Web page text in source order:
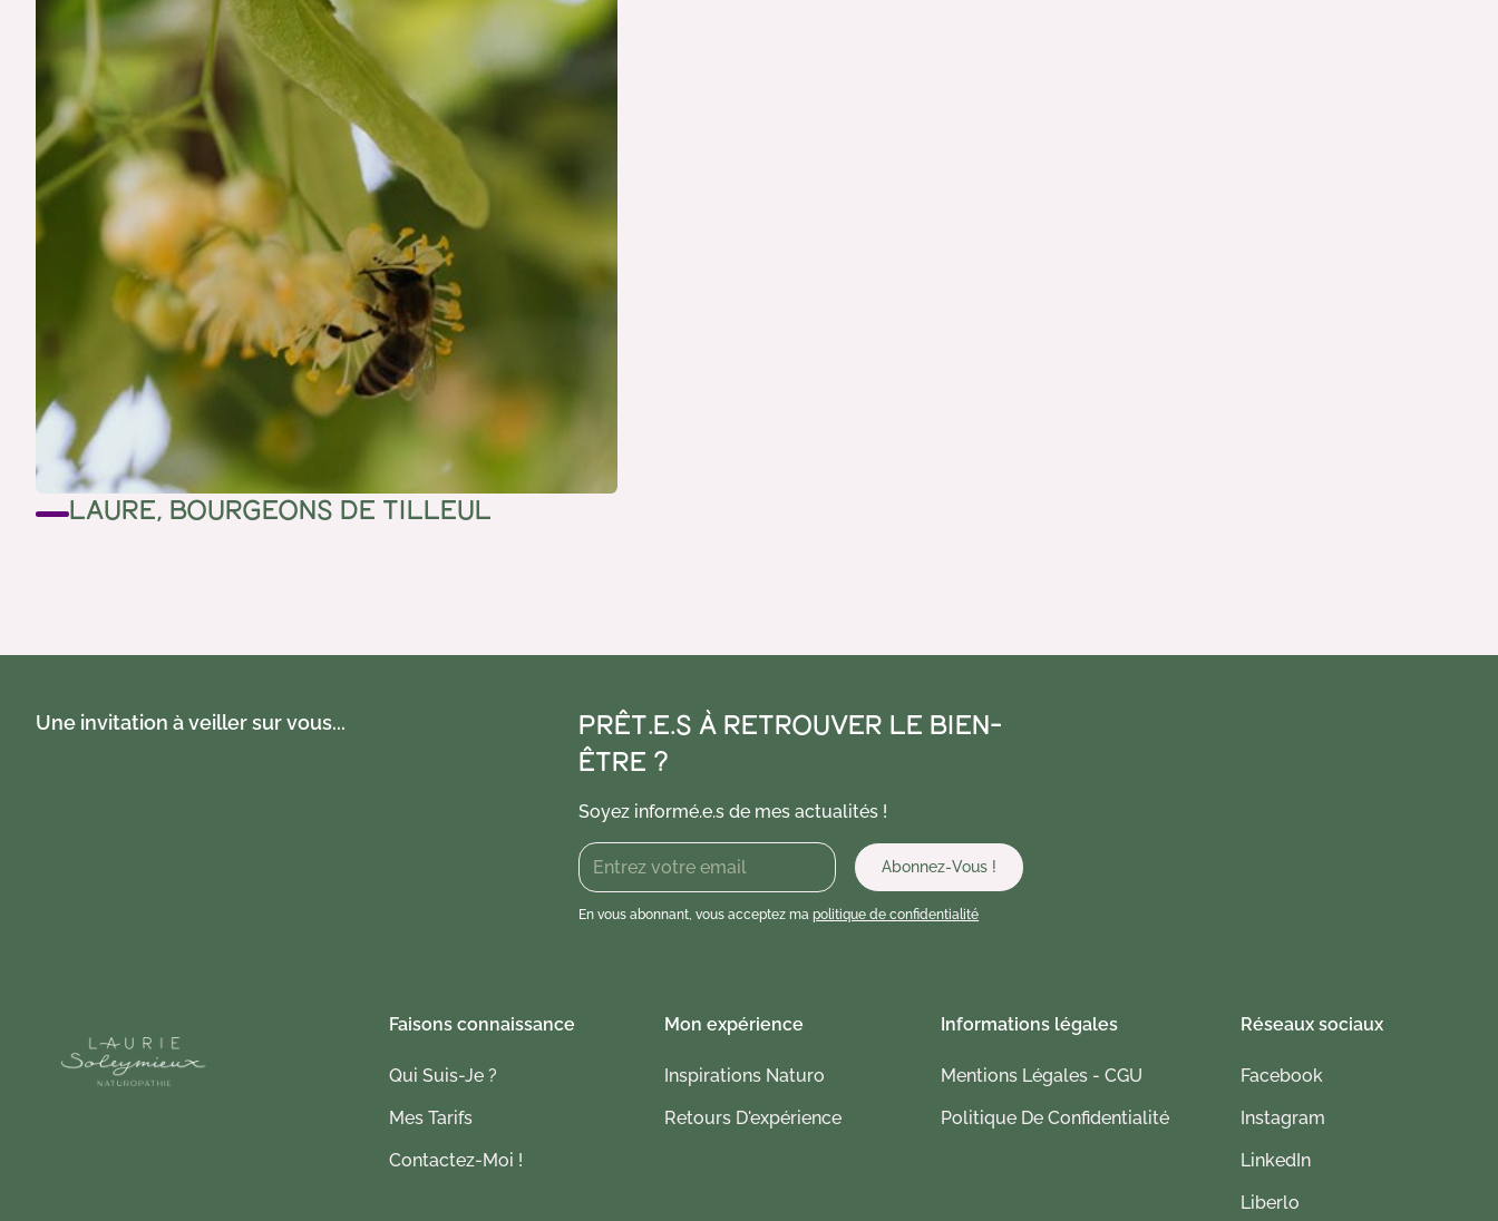
LAURE, BOURGEONS DE TILLEUL
Une invitation à veiller sur vous...
PRÊT.E.S À RETROUVER LE BIEN-
ÊTRE ?
Soyez informé.e.s de mes actualités !
En vous abonnant, vous acceptez mapolitique de confidentialité
Faisons connaissance
Qui Suis-Je ?
Mes Tarifs
Contactez-Moi !
Mon expérience
Inspirations Naturo
Retours D'expérience
Informations légales
Mentions Légales - CGU
Politique De Confidentialité
Réseaux sociaux
Facebook
Instagram
LinkedIn
Liberlo